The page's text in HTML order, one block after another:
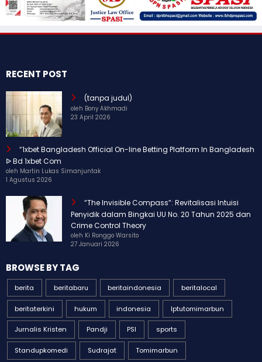
RECENT POST
(tanpa judul)
oleh Bony Akhmadi
23 April 2026
“1xbet Bangladesh Official On-line Betting Platform In Bangladesh
ᐉ Bd 1xbet Com
oleh Martin Lukas Simanjuntak
1 Agustus 2026
“The Invisible Compass”: Revitalisasi Intuisi
Penyidik dalam Bingkai UU No. 20 Tahun 2025 dan
Crime Control Theory
oleh Ki Ronggo Warsito
27 Januari 2026
BROWSE BY TAG
berita beritabaru beritaindonesia beritalocal
beritaterkini hukum indonesia Iptutomimarbun
Jurnalis Kristen Pandji PSI sports
Standupkomedi Sudrajat Tomimarbun